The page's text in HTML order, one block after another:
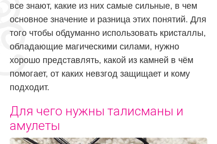
все знают, какие из них самые сильные, в чем
основное значение и разница этих понятий. Для
того чтобы обдуманно использовать кристаллы,
обладающие магическими силами, нужно
хорошо представлять, какой из камней в чём
помогает, от каких невзгод защищает и кому
подходит.
Для чего нужны талисманы и
амулеты